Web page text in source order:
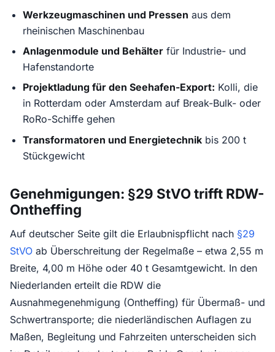
Werkzeugmaschinen und Pressen aus dem
rheinischen Maschinenbau
Anlagenmodule und Behälterfür Industrie- und
Hafenstandorte
Projektladung für den Seehafen-Export: Kolli, die
in Rotterdam oder Amsterdam auf Break-Bulk- oder
RoRo-Schiffe gehen
Transformatoren und Energietechnikbis 200 t
Stückgewicht
Genehmigungen: §29 StVO trifft RDW-
Ontheffing
Auf deutscher Seite gilt die Erlaubnispflicht nach §29
StVO ab Überschreitung der Regelmaße – etwa 2,55 m
Breite, 4,00 m Höhe oder 40 t Gesamtgewicht. In den
Niederlanden erteilt die RDW die
Ausnahmegenehmigung (Ontheffing) für Übermaß- und
Schwertransporte; die niederländischen Auflagen zu
Maßen, Begleitung und Fahrzeiten unterscheiden sich